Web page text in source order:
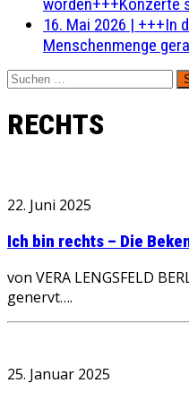
16. Mai 2026 | +++In
Menschenmenge
Suchen
nach:
RECHTS
22. Juni 2025
Ich bin rechts – Die
von VERA LENGSFELD
genervt….
25. Januar 2025